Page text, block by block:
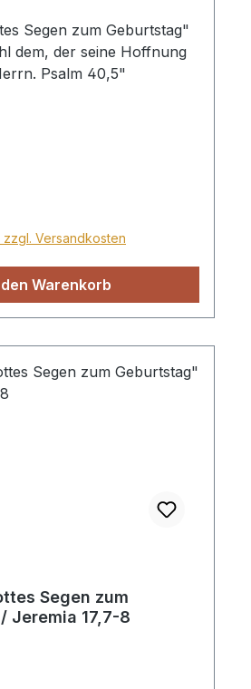
Segen zum Geburtstag"
dem, der seine Hoffnung
Psalm 40,5"
zzgl. Versandkosten
Warenkorb
Segen zum
Jeremia 17,7-8